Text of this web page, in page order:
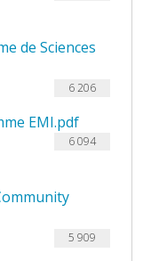
de Sciences
6 206
EMI.pdf
6 094
5 909